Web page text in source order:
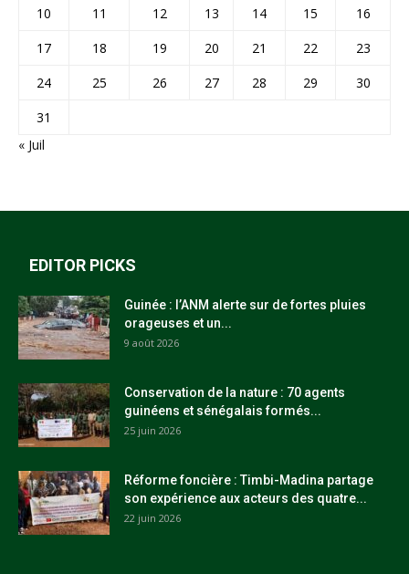
10
11 12 13 14 15
16
17
18 19 20 21 22
23
24
25 26 27 28 29
30
31
« Juil
EDITOR PICKS
Guinée : l’ANM alerte sur de fortes pluies
orageuses et un...
9 août 2026
Conservation de la nature : 70 agents
guinéens et sénégalais formés...
25 juin 2026
Réforme foncière : Timbi-Madina partage
son expérience aux acteurs des quatre...
22 juin 2026